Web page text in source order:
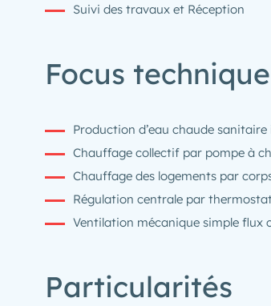
Suivi des travaux et Réception
Focus technique
Production d’eau chaude
Chauffage collectif par pompe à
Chauffage des logements par
Régulation centrale par
Ventilation mécanique simple flux
Particularités